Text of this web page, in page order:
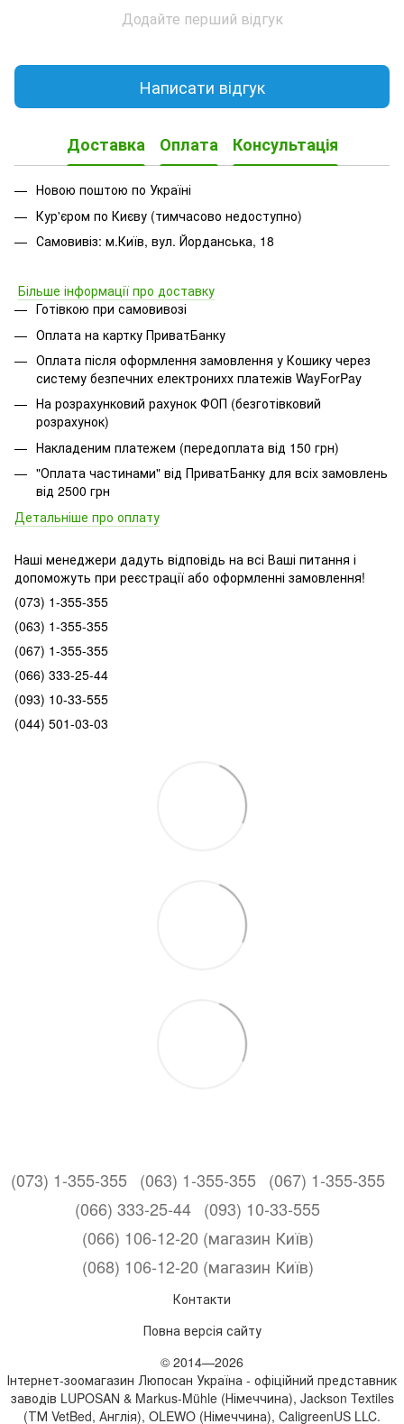
Додайте перший відгук
Написати відгук
Доставка Оплата Консультація
Новою поштою по Україні
Кур'єром по Києву (тимчасово недоступно)
Самовивіз: м.Київ, вул. Йорданська, 18
Більше інформації про доставку
Готівкою при самовивозі
Оплата на картку ПриватБанку
Оплата після оформлення замовлення у Кошику через
систему безпечних електронихх платежів WayForPay
На розрахунковий рахунок ФОП (безготівковий
розрахунок)
Накладеним платежем (передоплата від 150 грн)
"Оплата частинами" від ПриватБанку для всіх замовлень
від 2500 грн
Детальніше про оплату
Наші менеджери дадуть відповідь на всі Ваші питання і
допоможуть при реєстрації або оформленні замовлення!
(073) 1-355-355
(063) 1-355-355
(067) 1-355-355
(066) 333-25-44
(093) 10-33-555
(044) 501-03-03
(073) 1-355-355 (063) 1-355-355 (067) 1-355-355
(066) 333-25-44 (093) 10-33-555
(066) 106-12-20 (магазин Київ)
(068) 106-12-20 (магазин Київ)
Контакти
Повна версія сайту
© 2014—2026
Інтернет-зоомагазин Люпосан Україна - офіційний представник
заводів LUPOSAN & Markus-Mühle (Німеччина), Jackson Textiles
(ТМ VetBed, Англія), OLEWO (Німеччина), CaligreenUS LLC.